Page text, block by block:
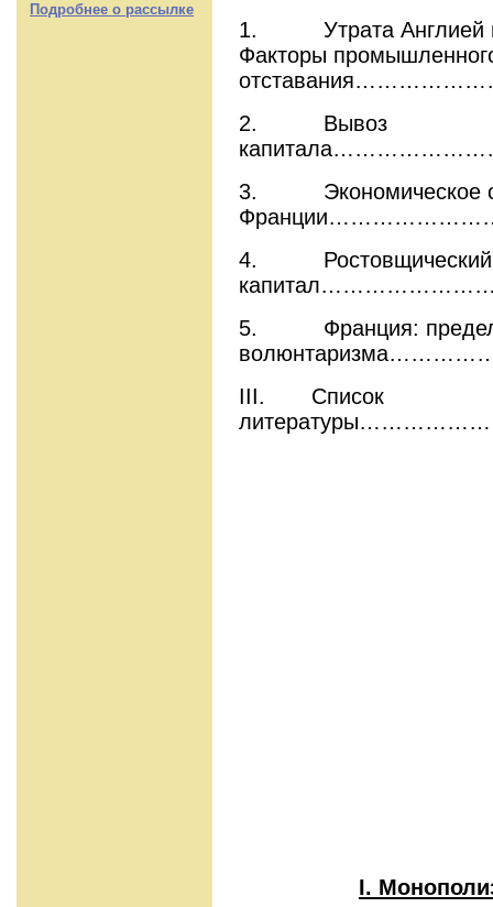
Подробнее о рассылке
1. Утрата Англией
Факторы
2. Вывоз
3. Экономическое
4. Ростовщический
5. Франция:
III. Список
I.